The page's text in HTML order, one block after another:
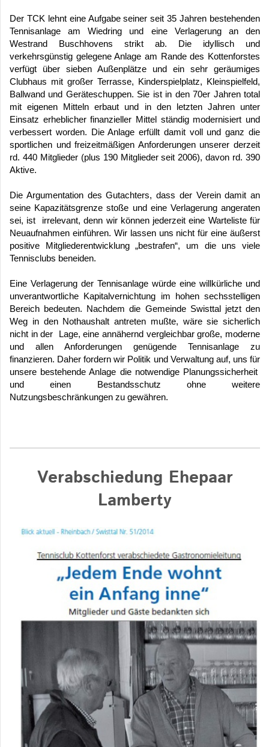
Der TCK lehnt eine Aufgabe seiner seit 35 Jahren bestehenden
Tennisanlage am Wiedring und eine Verlagerung an den
Westrand Buschhovens strikt ab. Die idyllisch und
verkehrsgünstig gelegene Anlage am Rande des Kottenforstes
verfügt über sieben Außenplätze und ein sehr geräumiges
Clubhaus mit großer Terrasse, Kinderspielplatz, Kleinspielfeld,
Ballwand und Geräteschuppen. Sie ist in den 70er Jahren total
mit eigenen Mitteln erbaut und in den letzten Jahren unter
Einsatz erheblicher finanzieller Mittel ständig modernisiert und
verbessert worden. Die Anlage erfüllt damit voll und ganz die
sportlichen und freizeitmäßigen Anforderungen unserer derzeit
rd. 440 Mitglieder (plus 190 Mitglieder seit 2006), davon rd. 390
Aktive.
Die Argumentation des Gutachters, dass der Verein damit an
seine Kapazitätsgrenze stoße und eine Verlagerung angeraten
sei, ist irrelevant, denn wir können jederzeit eine Warteliste für
Neuaufnahmen einführen. Wir lassen uns nicht für eine äußerst
positive Mitgliederentwicklung „bestrafen“, um die uns viele
Tennisclubs beneiden.
Eine Verlagerung der Tennisanlage würde eine willkürliche und
unverantwortliche Kapitalvernichtung im hohen sechsstelligen
Bereich bedeuten. Nachdem die Gemeinde Swisttal jetzt den
Weg in den Nothaushalt antreten mußte, wäre sie sicherlich
nicht in der Lage, eine annähernd vergleichbar große, moderne
und allen Anforderungen genügende Tennisanlage zu
finanzieren. Daher fordern wir Politik und Verwaltung auf, uns für
unsere bestehende Anlage die notwendige Planungssicherheit
und einen Bestandsschutz ohne weitere
Nutzungsbeschränkungen zu gewähren.
Verabschiedung Ehepaar
Lamberty